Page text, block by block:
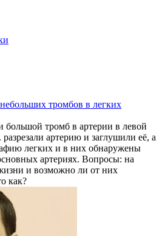
тромбов в легких
большой тромб в артерии в левой
артерию и заглушили её, а
легких и в них обнаружены
артериях. Вопросы: на
и возможно ли от них
как?